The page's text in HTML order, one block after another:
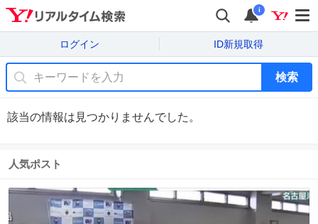
i
ログイン ID新規取得
検索
該当の情報は見つかりませんでした。
人気ポスト